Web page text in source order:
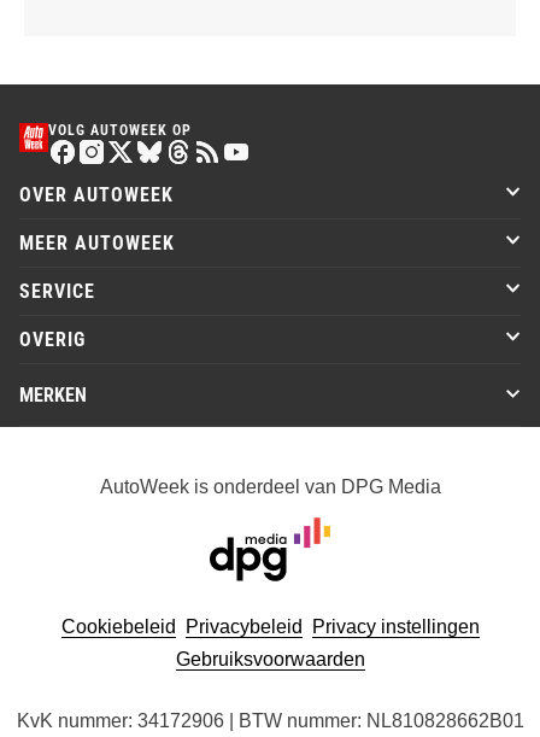
VOLG AUTOWEEK OP
OVER AUTOWEEK
MEER AUTOWEEK
SERVICE
OVERIG
MERKEN
AutoWeek is onderdeel van DPG Media
Cookiebeleid Privacybeleid
Privacy instellingen
Gebruiksvoorwaarden
KvK nummer: 34172906 | BTW nummer: NL810828662B01